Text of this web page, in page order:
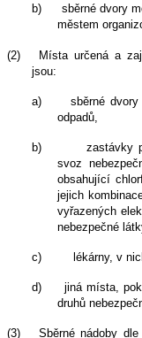
b)
sběrné dvory
městem
(2) Místa určená a
jsou:
a)
sběrné
odpadů,
b)
zastávky
svoz
obsahující
jejich
vyřazených
nebezpečné
c) lékárny, v
d)
jiná místa,
druhů
(3)
Sběrné nádoby